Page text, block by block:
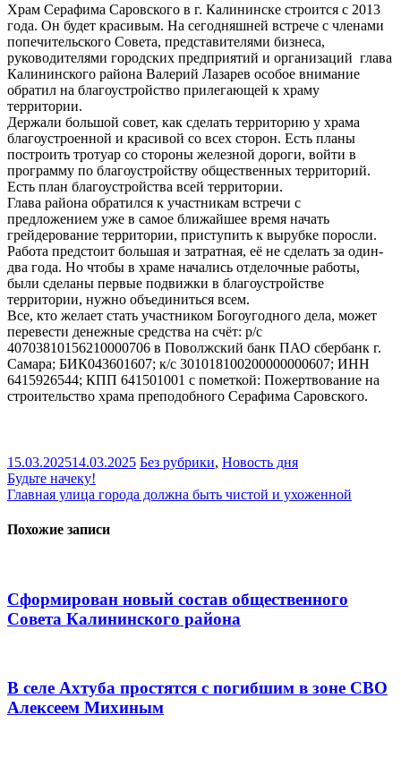
Храм Серафима Саровского в г. Калининске строится с 2013
года. Он будет красивым. На сегодняшней встрече с членами
попечительского Совета, представителями бизнеса,
руководителями городских предприятий и организаций глава
Калининского района Валерий Лазарев особое внимание
обратил на благоустройство прилегающей к храму
территории.
Держали большой совет, как сделать территорию у храма
благоустроенной и красивой со всех сторон. Есть планы
построить тротуар со стороны железной дороги, войти в
программу по благоустройству общественных территорий.
Есть план благоустройства всей территории.
Глава района обратился к участникам встречи с
предложением уже в самое ближайшее время начать
грейдерование территории, приступить к вырубке поросли.
Работа предстоит большая и затратная, её не сделать за один-
два года. Но чтобы в храме начались отделочные работы,
были сделаны первые подвижки в благоустройстве
территории, нужно объединиться всем.
Все, кто желает стать участником Богоугодного дела, может
перевести денежные средства на счёт: р/с
40703810156210000706 в Поволжский банк ПАО сбербанк г.
Самара; БИК043601607; к/с 301018100200000000607; ИНН
6415926544; КПП 641501001 с пометкой: Пожертвование на
строительство храма преподобного Серафима Саровского.
15.03.202514.03.2025 Без рубрики, Новость дня
Навигация
по
записям
Будьте начеку!
Главная улица города должна быть чистой и ухоженной
Похожие записи
Сформирован новый состав общественного
Совета Калининского района
В селе Ахтуба простятся с погибшим в зоне СВО
Алексеем Михиным